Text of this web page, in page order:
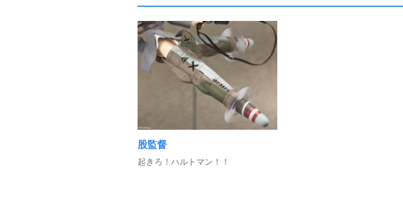
股監督
起きろ！ハルトマン！！